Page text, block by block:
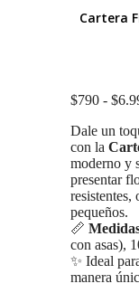
Cartera
$790 - $
Dale un
con la
moderno y
presentar
resistentes,
pequeños.
📏
con asas),
✨ Ideal
manera